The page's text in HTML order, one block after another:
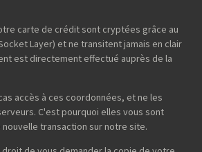
carte de crédit sont cryptées grâce au
Layer) et ne transitent jamais en clair
est directement effectué auprès de la
accès à ces coordonnées, et ne les
C'est pourquoi elles vous sont
transaction sur notre site.